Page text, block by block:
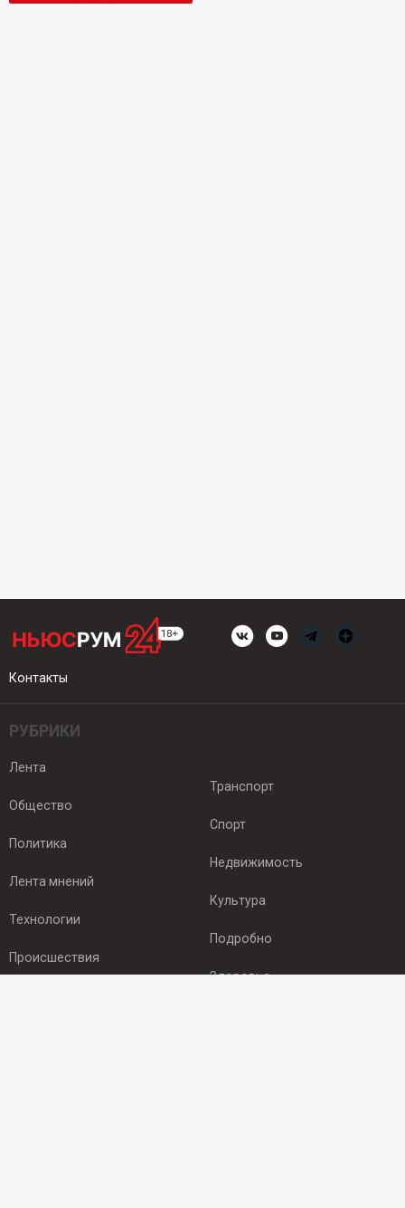
Контакты
РУБРИКИ
Лента
Общество
Политика
Лента мнений
Технологии
Происшествия
Транспорт
Спорт
Недвижимость
Культура
Подробно
Здоровье